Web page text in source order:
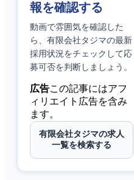
報を確認する
動画で雰囲気を確認した
ら、 有限会社タジマの最新
採用状況をチェックして応
募可否を判断しましょう。
広告この記事にはアフ
ィリエイト広告を含み
ます。
有限会社タジマの求人
一覧を検索する